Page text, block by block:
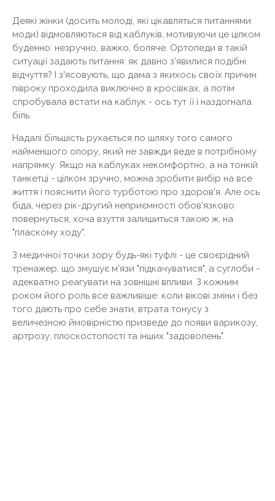
Деякі жінки (досить молоді, які цікавляться питаннями
моди) відмовляються від каблуків, мотивуючи це цілком
буденно: незручно, важко, боляче. Ортопеди в такій
ситуації задають питання: як давно з'явилися подібні
відчуття? І з'ясовують, що дама з якихось своїх причин
півроку проходила виключно в кросівках, а потім
спробувала встати на каблук - ось тут її і наздогнала
біль.
Надалі більшість рухається по шляху того самого
найменшого опору, який не завжди веде в потрібному
напрямку. Якщо на каблуках некомфортно, а на тонкій
танкетці - цілком зручно, можна зробити вибір на все
життя і пояснити його турботою про здоров'я. Але ось
біда, через рік-другий неприємності обов'язково
повернуться, хоча взуття залишиться такою ж, на
"пласкому ходу".
З медичної точки зору будь-які туфлі - це своєрідний
тренажер, що змушує м'язи "підкачуватися", а суглоби -
адекватно реагувати на зовнішні впливи. З кожним
роком його роль все важливіше: коли вікові зміни і без
того дають про себе знати, втрата тонусу з
величезною ймовірністю призведе до появи варикозу,
артрозу, плоскостопості та інших "задоволень".